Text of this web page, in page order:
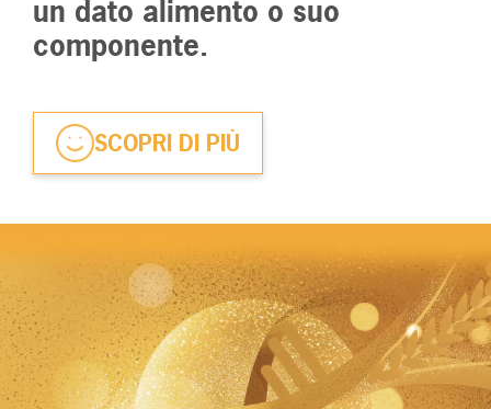
un dato alimento o suo
componente.
SCOPRI DI PIÙ